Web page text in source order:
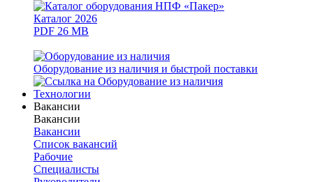
Каталог 2026
PDF 26 MB
Оборудование из наличия и быстрой поставки
Технологии
Вакансии
Вакансии
Вакансии
Список вакансий
Рабочие
Специалисты